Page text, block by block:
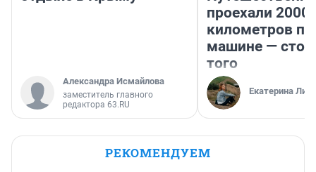
Александра Исмайлова
заместитель главного
редактора 63.RU
проехали 2000
километров по
машине —
того
Екатерина
РЕКОМЕНДУЕМ